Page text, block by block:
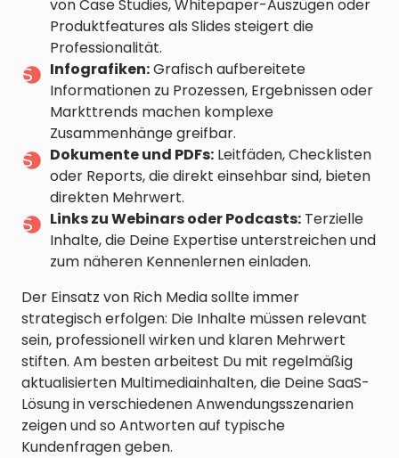
von Case Studies, Whitepaper-Auszügen oder
Produktfeatures als Slides steigert die
Professionalität.
Infografiken:Grafisch aufbereitete
Informationen zu Prozessen, Ergebnissen oder
Markttrends machen komplexe
Zusammenhänge greifbar.
Dokumente und PDFs: Leitfäden, Checklisten
oder Reports, die direkt einsehbar sind, bieten
direkten Mehrwert.
Links zu Webinars oder Podcasts: Terzielle
Inhalte, die Deine Expertise unterstreichen und
zum näheren Kennenlernen einladen.
Der Einsatz von Rich Media sollte immer
strategisch erfolgen: Die Inhalte müssen relevant
sein, professionell wirken und klaren Mehrwert
stiften. Am besten arbeitest Du mit regelmäßig
aktualisierten Multimediainhalten, die Deine SaaS-
Lösung in verschiedenen Anwendungsszenarien
zeigen und so Antworten auf typische
Kundenfragen geben.